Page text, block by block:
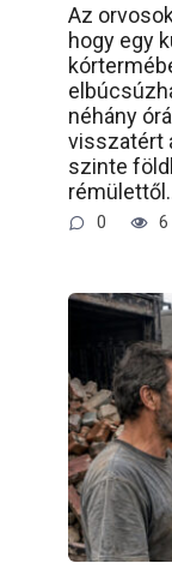
Az
hogy egy
néhány
visszatért
szinte
0 6